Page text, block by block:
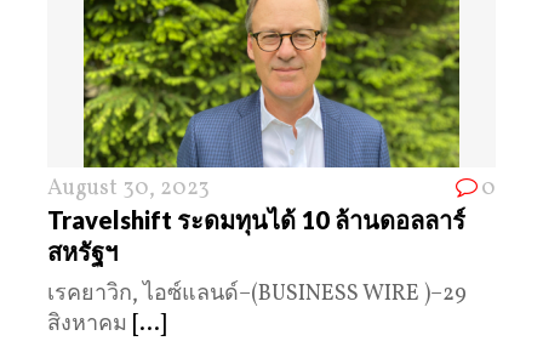
August 30, 2023 0
Travelshift ระดมทุนได้ 10 ล้านดอลลาร์
สหรัฐฯ
เรคยาวิก, ไอซ์แลนด์–(BUSINESS WIRE )–29
สิงหาคม [...]